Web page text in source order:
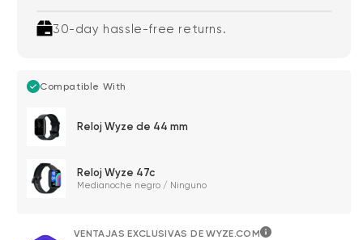
30-day hassle-free returns.
Compatible With
Reloj Wyze de 44 mm
Reloj Wyze 47c
Medianoche negro / Ninguno
VENTAJAS EXCLUSIVAS DE WYZE.COM